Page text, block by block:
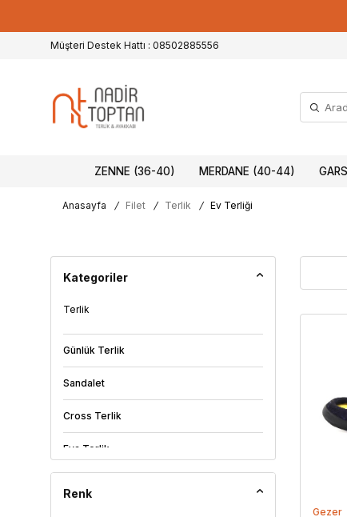
Müşteri Destek Hattı : 08502885556
ZENNE (36-40) MERDANE (40-44)
Anasayfa / Filet / Terlik / Ev Terliği
Kategoriler
Terlik
Günlük Terlik
Sandalet
Cross Terlik
Eva Terlik
Renk
Gezer